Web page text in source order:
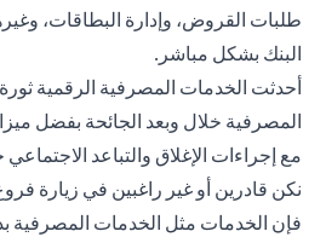
طلبات القروض، وإدارة البطاقات،
البنك بشكل مباشر.
أحدثت الخدمات المصرفية الرقمية
المصرفية خلال وبعد الجائحة بفضل
مع إجراءات الإغلاق والتباعد
نكن قادرين أو غير راغبين في زيارة
فإن الخدمات مثل الخدمات المصرفية